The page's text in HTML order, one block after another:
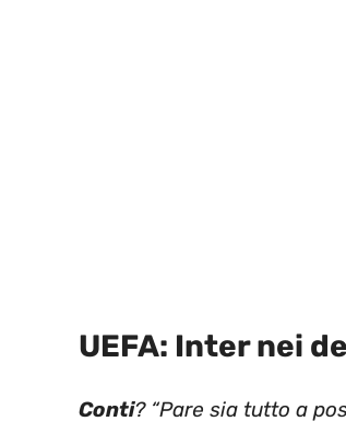
UEFA: Inter nei
Conti? “Pare sia tutto a